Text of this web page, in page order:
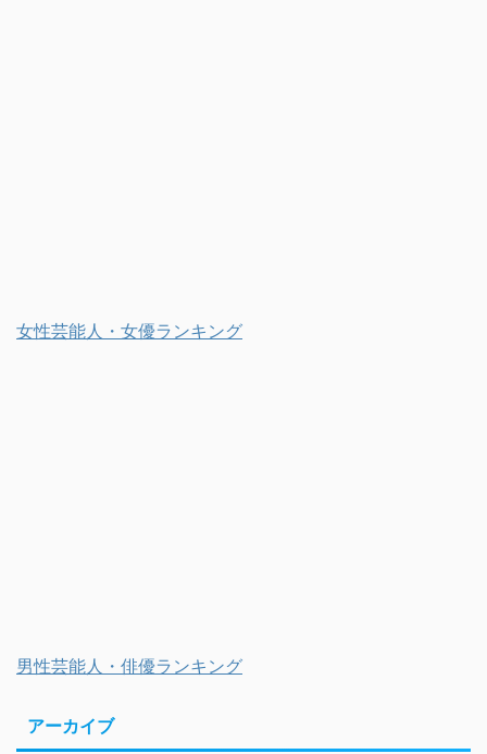
女性芸能人・女優ランキング
男性芸能人・俳優ランキング
アーカイブ